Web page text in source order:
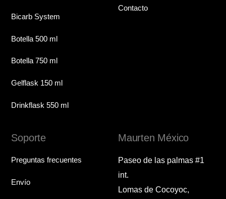
Bicarb System
Botella 500 ml
Botella 750 ml
Gelflask 150 ml
Drinkflask 550 ml
Contacto
Soporte
Preguntas frecuentes
Envío
Maurten México
Paseo de las palmas #1
int.
Lomas de Cocoyoc,